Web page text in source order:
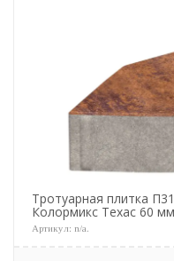
Тротуарная плитка
Колормикс Техас 60 мм
Артикул: n/a